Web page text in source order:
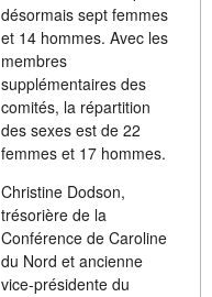
désormais sept femmes
et 14 hommes. Avec les
membres
supplémentaires des
comités, la répartition
des sexes est de 22
femmes et 17 hommes.
Christine Dodson,
trésorière de la
Conférence de Caroline
du Nord et ancienne
vice-présidente du